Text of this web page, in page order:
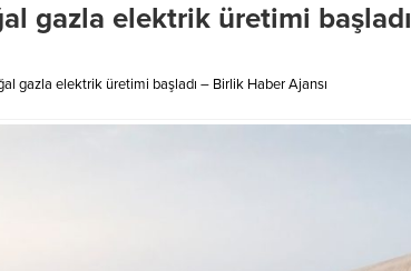
gazla elektrik üretimi
gazla elektrik üretimi başladı – Birlik Haber Ajansı